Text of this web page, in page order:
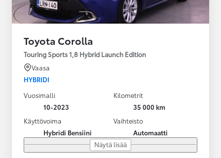
Toyota Corolla
Touring Sports 1,8 Hybrid Launch Edition
Vaasa
HYBRIDI
Vuosimalli
10-2023
Kilometrit
35 000 km
Käyttövoima
Hybridi Bensiini
Vaihteisto
Automaatti
Näytä lisää